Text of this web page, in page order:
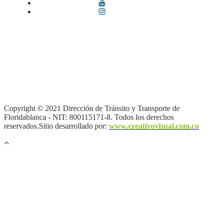
Copyright © 2021 Dirección de Tránsito y Transporte de
Floridablanca - NIT: 800115171-8. Todos los derechos
reservados.Sitio desarrollado por: www.creativovisual.com.co